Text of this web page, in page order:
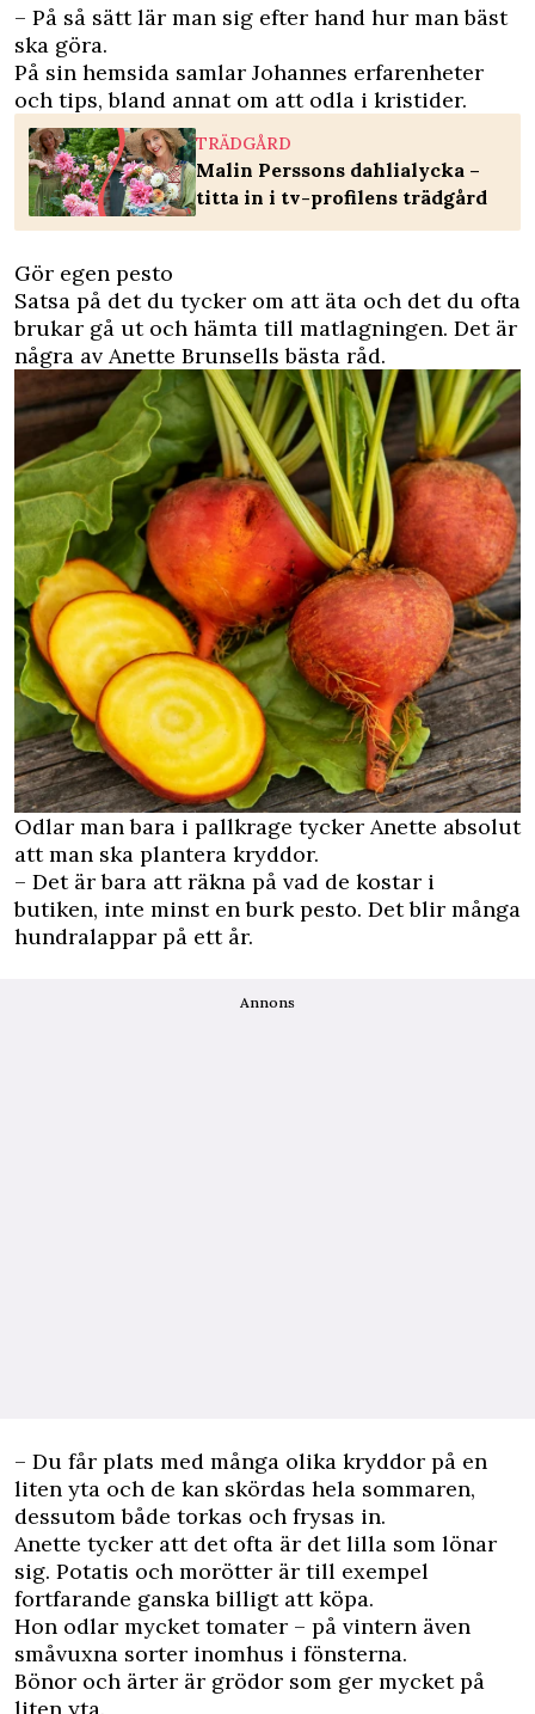
– På så sätt lär man sig efter hand hur man bäst
ska göra.
På sin hemsida samlar Johannes erfarenheter
och tips, bland annat om att odla i kristider.
TRÄDGÅRD
Malin Perssons dahlialycka –
titta in i tv-profilens trädgård
Gör egen pesto
Satsa på det du tycker om att äta och det du ofta
brukar gå ut och hämta till matlagningen. Det är
några av Anette Brunsells bästa råd.
Odlar man bara i pallkrage tycker Anette absolut
att man ska plantera kryddor.
– Det är bara att räkna på vad de kostar i
butiken, inte minst en burk pesto. Det blir många
hundralappar på ett år.
Annons
– Du får plats med många olika kryddor på en
liten yta och de kan skördas hela sommaren,
dessutom både torkas och frysas in.
Anette tycker att det ofta är det lilla som lönar
sig. Potatis och morötter är till exempel
fortfarande ganska billigt att köpa.
Hon odlar mycket tomater – på vintern även
småvuxna sorter inomhus i fönsterna.
Bönor och ärter är grödor som ger mycket på